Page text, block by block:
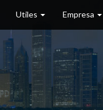
Utiles Empresa